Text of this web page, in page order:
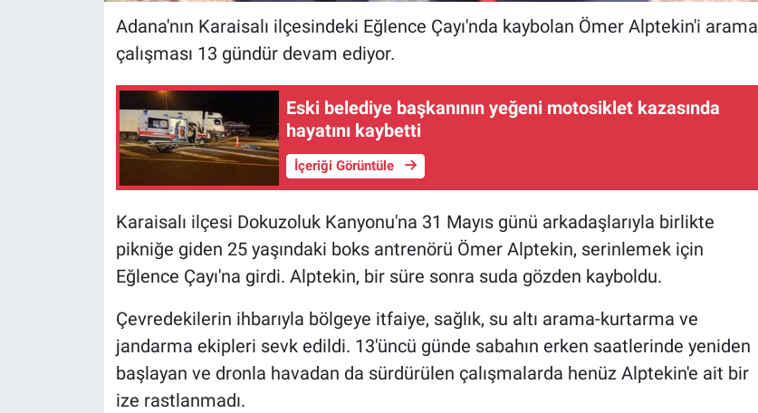
Adana'nın Karaisalı ilçesindeki Eğlence Çayı'nda kaybolan Ömer Alptekin'i arama
çalışması 13 gündür devam ediyor.
Eski belediye başkanının yeğeni motosiklet kazasında
hayatını kaybetti
İçeriği Görüntüle
Karaisalı ilçesi Dokuzoluk Kanyonu'na 31 Mayıs günü arkadaşlarıyla birlikte
pikniğe giden 25 yaşındaki boks antrenörü Ömer Alptekin, serinlemek için
Eğlence Çayı'na girdi. Alptekin, bir süre sonra suda gözden kayboldu.
Çevredekilerin ihbarıyla bölgeye itfaiye, sağlık, su altı arama-kurtarma ve
jandarma ekipleri sevk edildi. 13'üncü günde sabahın erken saatlerinde yeniden
başlayan ve dronla havadan da sürdürülen çalışmalarda henüz Alptekin'e ait bir
ize rastlanmadı.